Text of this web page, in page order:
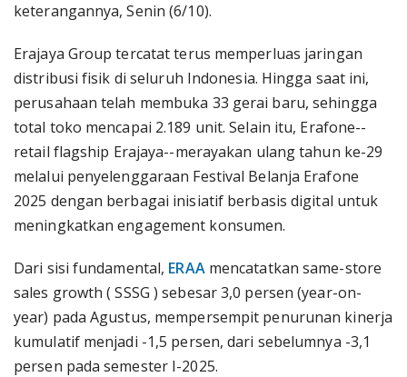
keterangannya, Senin (6/10).
Erajaya Group tercatat terus memperluas jaringan
distribusi fisik di seluruh Indonesia. Hingga saat ini,
perusahaan telah membuka 33 gerai baru, sehingga
total toko mencapai 2.189 unit. Selain itu, Erafone--
retail flagship Erajaya--merayakan ulang tahun ke-29
melalui penyelenggaraan Festival Belanja Erafone
2025 dengan berbagai inisiatif berbasis digital untuk
meningkatkan engagement konsumen.
Dari sisi fundamental, ERAAmencatatkan same-store
sales growth ( SSSG ) sebesar 3,0 persen (year-on-
year) pada Agustus, mempersempit penurunan kinerja
kumulatif menjadi -1,5 persen, dari sebelumnya -3,1
persen pada semester I-2025.